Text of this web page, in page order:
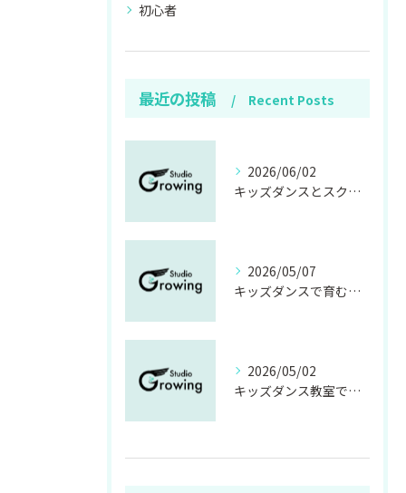
初心者
最近の投稿 Recent Posts
2026/06/02
キッズダンスとスクール選び茨城県で年齢や費用も安心のポイント徹底解説
2026/05/07
キッズダンスで育む表現力と茨城県石岡市のダンススタジオ選びのポイント
2026/05/02
キッズダンス教室で茨城県石岡市の初心者も安心して始められるスクール選び完全ガイド